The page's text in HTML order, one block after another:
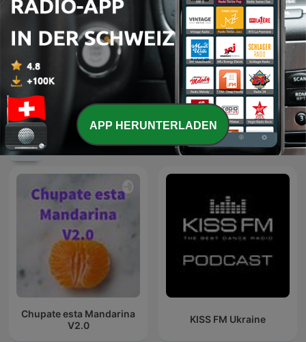
Cauet sur Europe 2 -
Heure par Heure
Smooth Jazz
Internationale Musik-Podcasts
Chupate esta Mandarina
V2.0
KISS FM Ukraine
APP HERUNTERLADEN